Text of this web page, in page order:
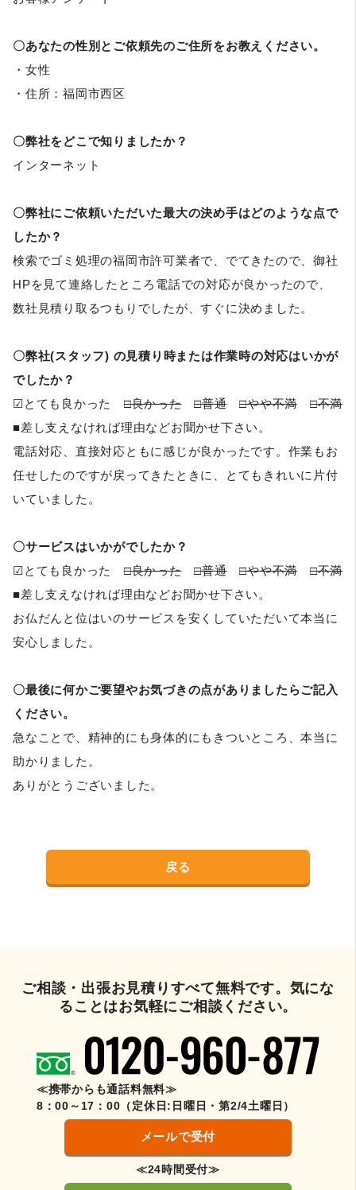
〇あなたの性別とご依頼先のご住所をお教えください。
・女性
・住所：福岡市西区
〇弊社をどこで知りましたか？
インターネット
〇弊社にご依頼いただいた最大の決め手はどのような点で
したか？
検索でゴミ処理の福岡市許可業者で、でてきたので、御社
HPを見て連絡したところ電話での対応が良かったので、
数社見積り取るつもりでしたが、すぐに決めました。
〇弊社(スタッフ) の見積り時または作業時の対応はいかが
でしたか？
☑とても良かった□良かった □普通 □やや不満
□不満
■差し支えなければ理由などお聞かせ下さい。
電話対応、直接対応ともに感じが良かったです。作業もお
任せしたのですが戻ってきたときに、とてもきれいに片付
いていました。
〇サービスはいかがでしたか？
☑とても良かった□良かった □普通 □やや不満
□不満
■差し支えなければ理由などお聞かせ下さい。
お仏だんと位はいのサービスを安くしていただいて本当に
安心しました。
〇最後に何かご要望やお気づきの点がありましたらご記入
ください。
急なことで、精神的にも身体的にもきついところ、本当に
助かりました。
ありがとうございました。
戻る
ご相談・出張お見積りすべて無料です。気にな
ることはお気軽にご相談ください。
≪携帯からも通話料無料≫
8：00～17：00（定休日:日曜日・第2/4土曜日）
メールで受付
≪24時間受付≫